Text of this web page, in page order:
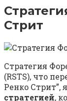
Стрит
Стратегия
(RSTS), что
Ренко Стрит”,
стратегией,